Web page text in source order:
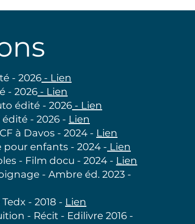
- 2026 - Lien
- 2026 - Lien
édité - 2026 - Lien
- 2026 - Lien
à Davos - 2024 - Lien
enfants - 2024 - Lien
- Film docu - 2024 - Lien
- Ambre éd. 2023 -
- 2018 - Lien
- Récit - Edilivre 2016 -